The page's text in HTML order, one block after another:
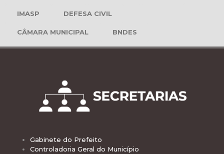
IMASP DEFESA CIVIL
CÂMARA MUNICIPAL BNDES
Gabinete do Prefeito
Controladoria Geral do Município